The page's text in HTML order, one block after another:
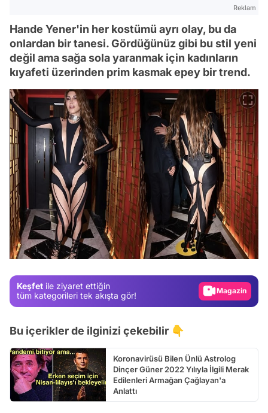
Reklam
Hande Yener'in her kostümü ayrı olay, bu da
onlardan bir tanesi. Gördüğünüz gibi bu stil yeni
değil ama sağa sola yaranmak için kadınların
kıyafeti üzerinden prim kasmak epey bir trend.
Keşfet ile ziyaret ettiğin
tüm kategorileri tek akışta gör!
Video
Test
Gündem
Video
Bu içerikler de ilginizi çekebilir 👇
Koronavirüsü Bilen Ünlü Astrolog
Dinçer Güner 2022 Yılıyla İlgili Merak
Edilenleri Armağan Çağlayan'a
Anlattı